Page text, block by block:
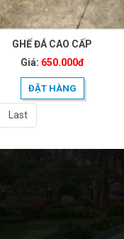
GHẾ ĐÁ CAO CẤP
Giá: 650.000đ
ĐẶT HÀNG
Last